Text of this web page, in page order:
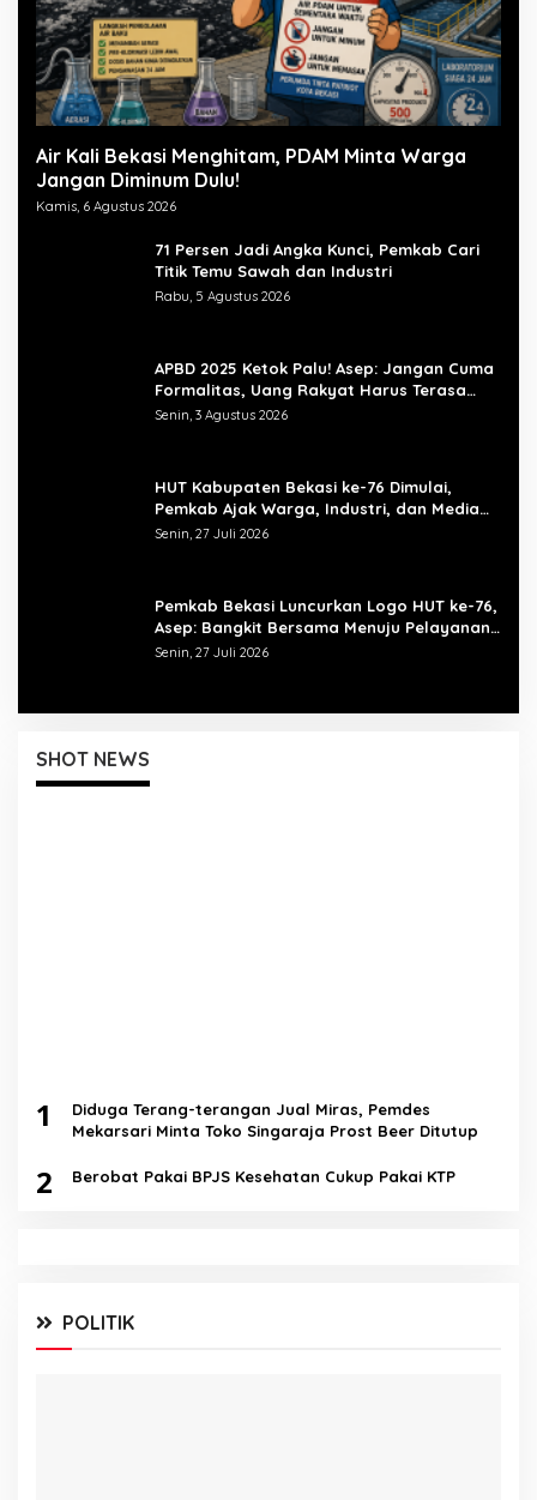
Air Kali Bekasi Menghitam, PDAM Minta Warga
Jangan Diminum Dulu!
Kamis, 6 Agustus 2026
71 Persen Jadi Angka Kunci, Pemkab Cari
Titik Temu Sawah dan Industri
Rabu, 5 Agustus 2026
APBD 2025 Ketok Palu! Asep: Jangan Cuma
Formalitas, Uang Rakyat Harus Terasa
Manfaatnya
Senin, 3 Agustus 2026
HUT Kabupaten Bekasi ke-76 Dimulai,
Pemkab Ajak Warga, Industri, dan Media
Kibarkan Semangat “Bangkit Bersama”
Senin, 27 Juli 2026
Pemkab Bekasi Luncurkan Logo HUT ke-76,
Asep: Bangkit Bersama Menuju Pelayanan
yang Lebih Baik
Senin, 27 Juli 2026
SHOT NEWS
1
Diduga Terang-terangan Jual Miras, Pemdes
Mekarsari Minta Toko Singaraja Prost Beer Ditutup
2 Berobat Pakai BPJS Kesehatan Cukup Pakai KTP
POLITIK